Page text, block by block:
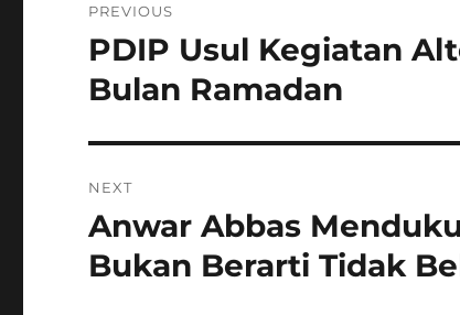
pos
PREVIOUS
Previous
post:
PDIP Usul Kegiatan
Bulan Ramadan
NEXT
Next
post:
Anwar Abbas
Bukan Berarti Tidak